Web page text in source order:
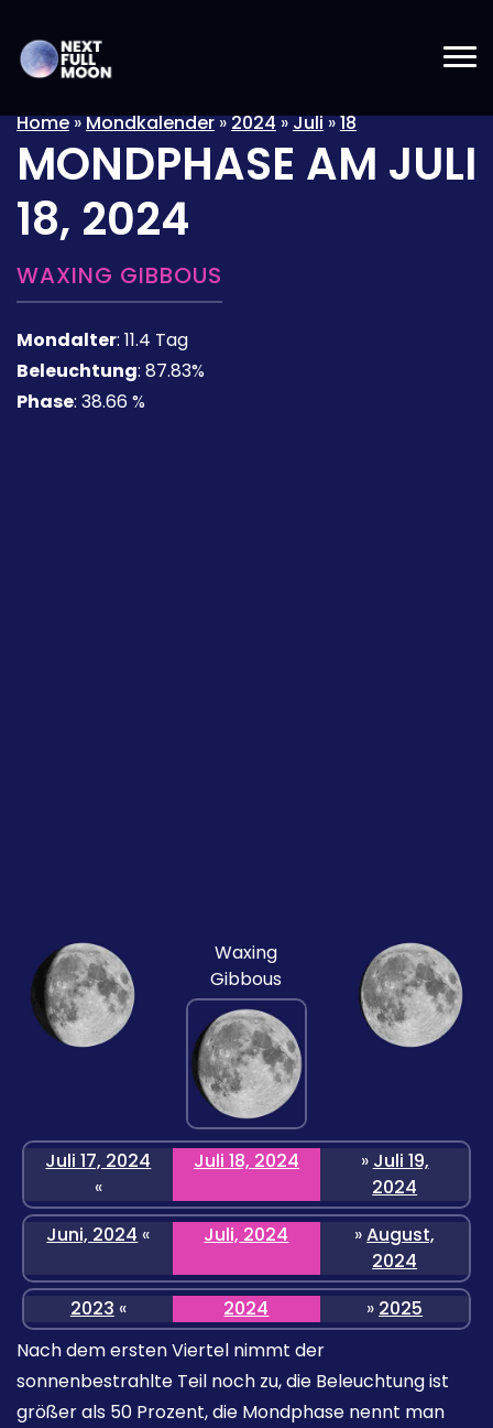
Home»Mondkalender»2024»Juli»18
MONDPHASE AM JULI
18, 2024
WAXING GIBBOUS
Mondalter: 11.4 Tag
Beleuchtung: 87.83%
Phase: 38.66 %
Waxing
Gibbous
Juli 17, 2024
«
Juli 18, 2024 » Juli 19,
2024
Juni, 2024 « Juli, 2024 »August,
2024
2023 « 2024 » 2025
Nach dem ersten Viertel nimmt der
sonnenbestrahlte Teil noch zu, die Beleuchtung ist
größer als 50 Prozent, die Mondphase nennt man